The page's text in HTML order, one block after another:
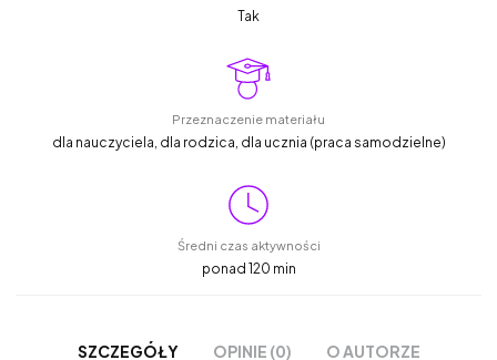
Tak
Przeznaczenie materiału
dla nauczyciela, dla rodzica, dla ucznia (praca samodzielne)
Średni czas aktywności
ponad 120 min
SZCZEGÓŁY OPINIE (0) O AUTORZE